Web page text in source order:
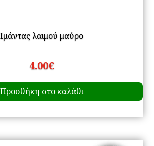
Ιμάντας λαιμού μαύρο
4.00€
Προσθήκη στο καλάθι